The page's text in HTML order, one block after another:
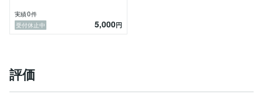
実績0件
受付休止中
5,000円
評価